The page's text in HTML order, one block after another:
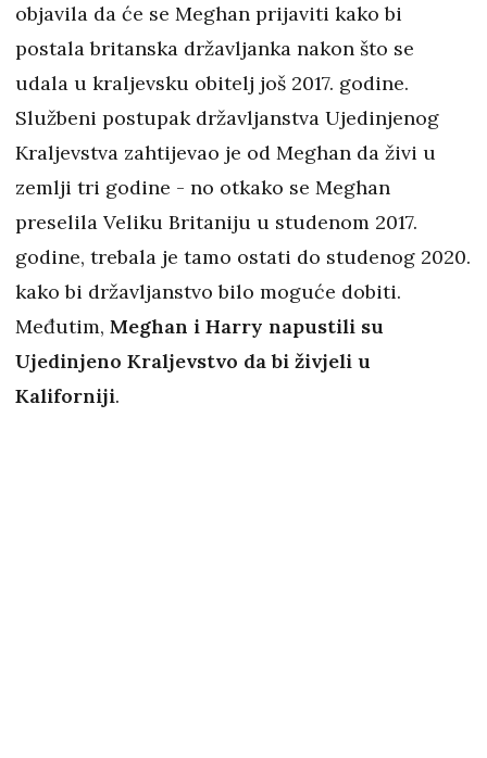
objavila da će se Meghan prijaviti kako bi
postala britanska državljanka nakon što se
udala u kraljevsku obitelj još 2017. godine.
Službeni postupak državljanstva Ujedinjenog
Kraljevstva zahtijevao je od Meghan da živi u
zemlji tri godine - no otkako se Meghan
preselila Veliku Britaniju u studenom 2017.
godine, trebala je tamo ostati do studenog 2020.
kako bi državljanstvo bilo moguće dobiti.
Međutim, Meghan i Harry napustili su
Ujedinjeno Kraljevstvo da bi živjeli u
Kaliforniji.